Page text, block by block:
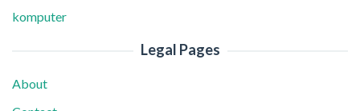
komputer
Legal Pages
About